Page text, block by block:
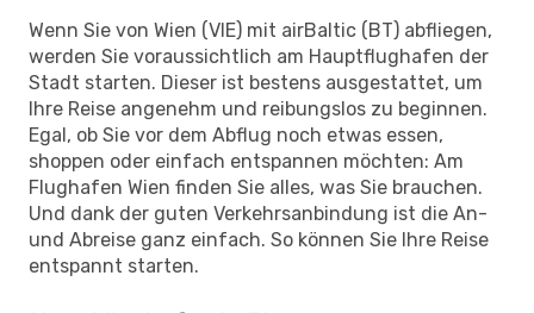
Wenn Sie von Wien (VIE) mit airBaltic (BT) abfliegen,
werden Sie voraussichtlich am Hauptflughafen der
Stadt starten. Dieser ist bestens ausgestattet, um
Ihre Reise angenehm und reibungslos zu beginnen.
Egal, ob Sie vor dem Abflug noch etwas essen,
shoppen oder einfach entspannen möchten: Am
Flughafen Wien finden Sie alles, was Sie brauchen.
Und dank der guten Verkehrsanbindung ist die An-
und Abreise ganz einfach. So können Sie Ihre Reise
entspannt starten.